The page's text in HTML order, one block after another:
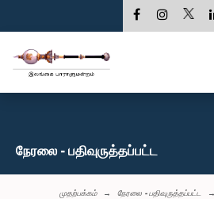
நேரலை - பதிவுருத்தப்பட்ட
முதற்பக்கம் நேரலை - பதிவுருத்தப்பட்ட